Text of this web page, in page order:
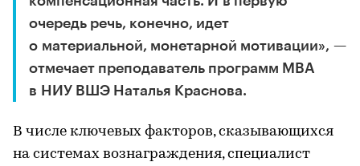
очередь речь, конечно, идет
о материальной, монетарной мотивации», —
отмечает преподаватель программ МВА
в НИУ ВШЭ Наталья Краснова.
В числе ключевых факторов, сказывающихся
на системах вознаграждения, специалист